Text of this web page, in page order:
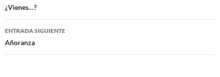
de
entradas
¿Vienes…?
ENTRADA SIGUIENTE
Añoranza